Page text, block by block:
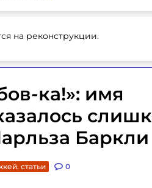
на реконструкции.
ка!»: имя
Баркли
статьи 0